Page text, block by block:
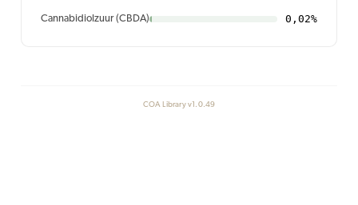
Cannabidiolzuur (CBDA) 0,02%
COA Library v1.0.49